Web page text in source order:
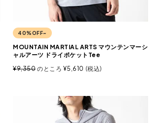
40%OFF~
MOUNTAIN MARTIAL ARTS マウンテンマーシ
ャルアーツ ドライポケットTee
¥9,350 のところ ¥5,610 税込